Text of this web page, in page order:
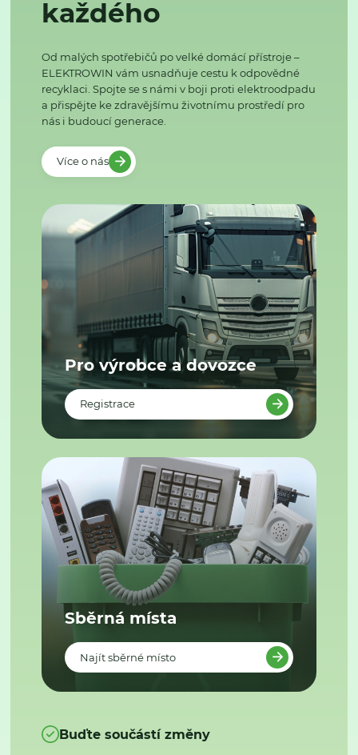
každého
Od malých spotřebičů po velké domácí přístroje –
ELEKTROWIN vám usnadňuje cestu k odpovědné
recyklaci. Spojte se s námi v boji proti elektroodpadu
a přispějte ke zdravějšímu životnímu prostředí pro
nás i budoucí generace.
Více o nás
Pro výrobce a dovozce
Registrace
Sběrná místa
Najít sběrné místo
Buďte součástí změny